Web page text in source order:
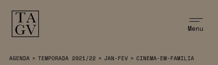
Menu
AGENDA > TEMPORADA 2021/22 > JAN-FEV > CINEMA-EM-FAMILIA